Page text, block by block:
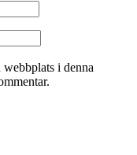
webbplats i denna